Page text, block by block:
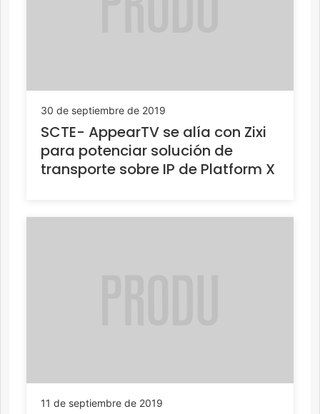
30 de septiembre de 2019
SCTE- AppearTV se alía con Zixi
para potenciar solución de
transporte sobre IP de Platform X
11 de septiembre de 2019